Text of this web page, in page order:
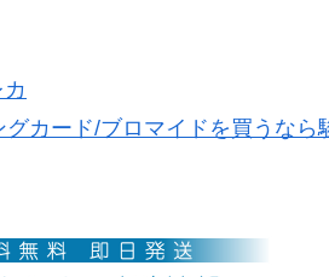
グカード/ブロマイドを買うなら